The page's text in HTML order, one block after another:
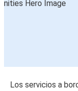
Los servicios a